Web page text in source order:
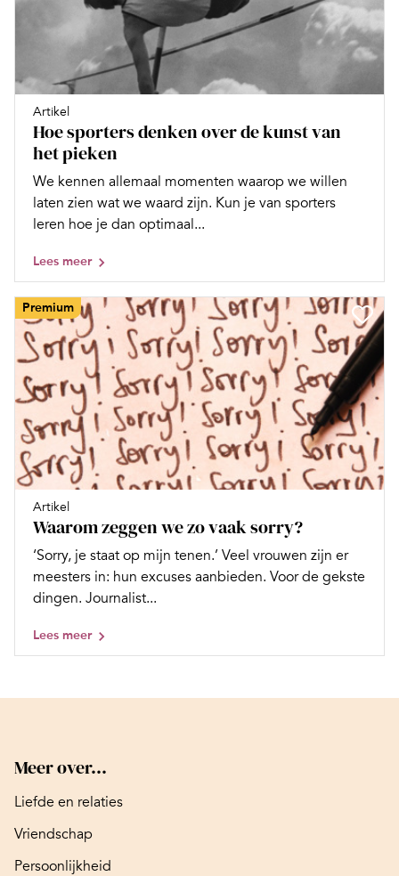
Artikel
Hoe sporters denken over de kunst van
het pieken
We kennen allemaal momenten waarop we willen
laten zien wat we waard zijn. Kun je van sporters
leren hoe je dan optimaal...
Lees meer
Premium
Artikel
Waarom zeggen we zo vaak sorry?
‘Sorry, je staat op mijn tenen.’ Veel vrouwen zijn er
meesters in: hun excuses aanbieden. Voor de gekste
dingen. Journalist...
Lees meer
Meer over...
Liefde en relaties
Vriendschap
Persoonlijkheid